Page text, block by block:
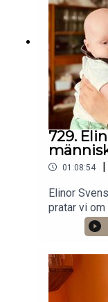
Stockholm.
VHS SF
729.
01:08:54 |
Elinor
pratar vi
valfri
https://
turné med
Stockholm.